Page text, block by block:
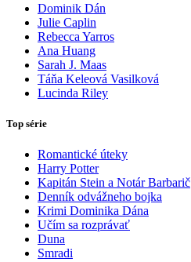
Dominik Dán
Julie Caplin
Rebecca Yarros
Ana Huang
Sarah J. Maas
Táňa Keleová Vasilková
Lucinda Riley
Top série
Romantické úteky
Harry Potter
Kapitán Stein a Notár Barbarič
Denník odvážneho bojka
Krimi Dominika Dána
Učím sa rozprávať
Duna
Smradi